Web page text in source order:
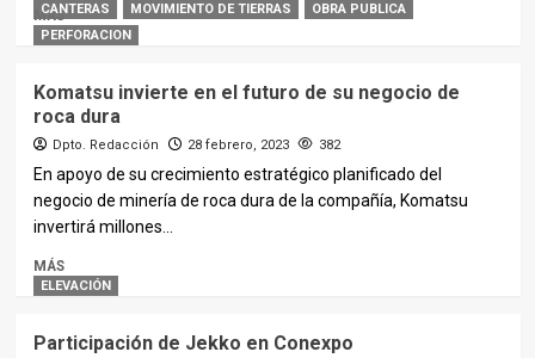
MÁS
CANTERAS MOVIMIENTO DE TIERRAS
OBRA PUBLICA
PERFORACION
Komatsu invierte en el futuro de su negocio de
roca dura
Dpto. Redacción 28 febrero, 2023 382
En apoyo de su crecimiento estratégico planificado del
negocio de minería de roca dura de la compañía, Komatsu
invertirá millones...
MÁS
ELEVACIÓN
Participación de Jekko en Conexpo